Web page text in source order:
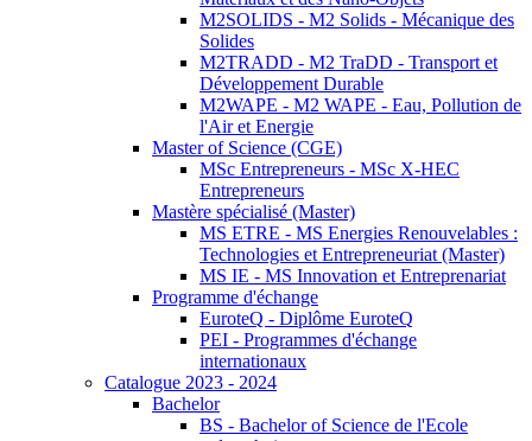
M2SOLIDS - M2 Solids - Mécanique des
Solides
M2TRADD - M2 TraDD - Transport et
Développement Durable
M2WAPE - M2 WAPE - Eau, Pollution de
l'Air et Energie
Master of Science (CGE)
MSc Entrepreneurs - MSc X-HEC
Entrepreneurs
Mastère spécialisé (Master)
MS ETRE - MS Energies Renouvelables :
Technologies et Entrepreneuriat (Master)
MS IE - MS Innovation et Entreprenariat
Programme d'échange
EuroteQ - Diplôme EuroteQ
PEI - Programmes d'échange
internationaux
Catalogue 2023 - 2024
Bachelor
BS - Bachelor of Science de l'Ecole